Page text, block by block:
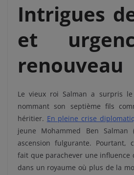
Intrigues
et
renouveau
Le vieux roi Salman a surpris
nommant son septième fils
héritier. En pleine crise
jeune Mohammed Ben Salman
ascension fulgurante. Pourtant,
fait que parachever une influence
dans un royaume où plus de la